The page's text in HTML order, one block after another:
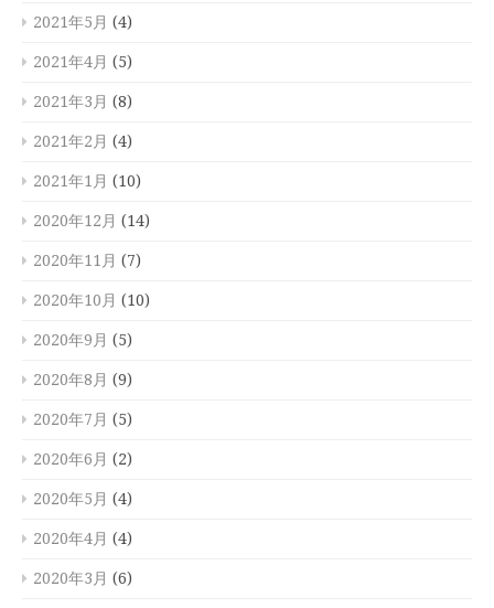
2021年5月 (4)
2021年4月 (5)
2021年3月 (8)
2021年2月 (4)
2021年1月 (10)
2020年12月 (14)
2020年11月 (7)
2020年10月 (10)
2020年9月 (5)
2020年8月 (9)
2020年7月 (5)
2020年6月 (2)
2020年5月 (4)
2020年4月 (4)
2020年3月 (6)